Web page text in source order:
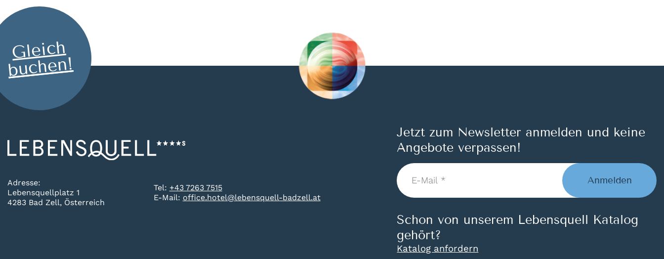
Gleich
buchen!
Adresse:
Lebensquellplatz 1
4283 Bad Zell, Österreich
Tel: +43 7263 7515
E-Mail: office.hotel@lebensquell-badzell.at
Jetzt zum Newsletter anmelden und keine
Angebote verpassen!
E-
Mail
*
Anmelden
Schon von unserem Lebensquell Katalog
gehört?
Katalog anfordern